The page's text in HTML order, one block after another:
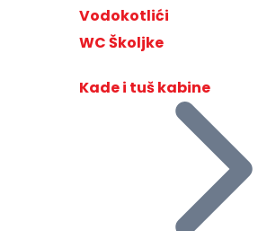
Vodokotlići
WC Školjke
Kade i tuš kabine